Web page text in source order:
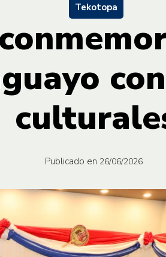
Tekotopa
Publicado en 26/06/2026